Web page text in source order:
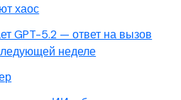
хаос
GPT-5.2 — ответ на вызов
неделе